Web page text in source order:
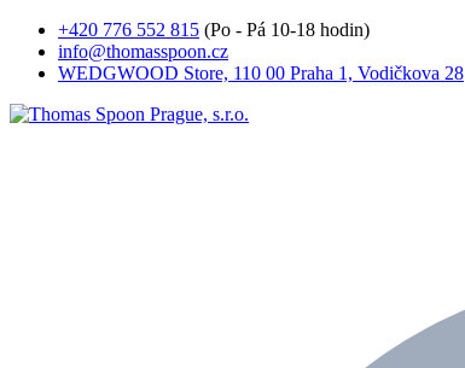
+420 776 552 815 (Po - Pá 10-18 hodin)
info@thomasspoon.cz
WEDGWOOD Store, 110 00 Praha 1, Vodičkova 28